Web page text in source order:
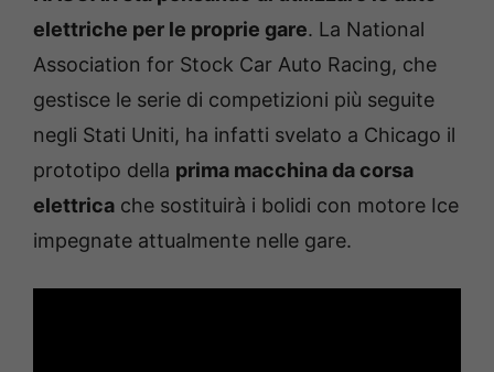
elettriche per le proprie gare. La National
Association for Stock Car Auto Racing, che
gestisce le serie di competizioni più seguite
negli Stati Uniti, ha infatti svelato a Chicago il
prototipo della prima macchina da corsa
elettrica che sostituirà i bolidi con motore Ice
impegnate attualmente nelle gare.